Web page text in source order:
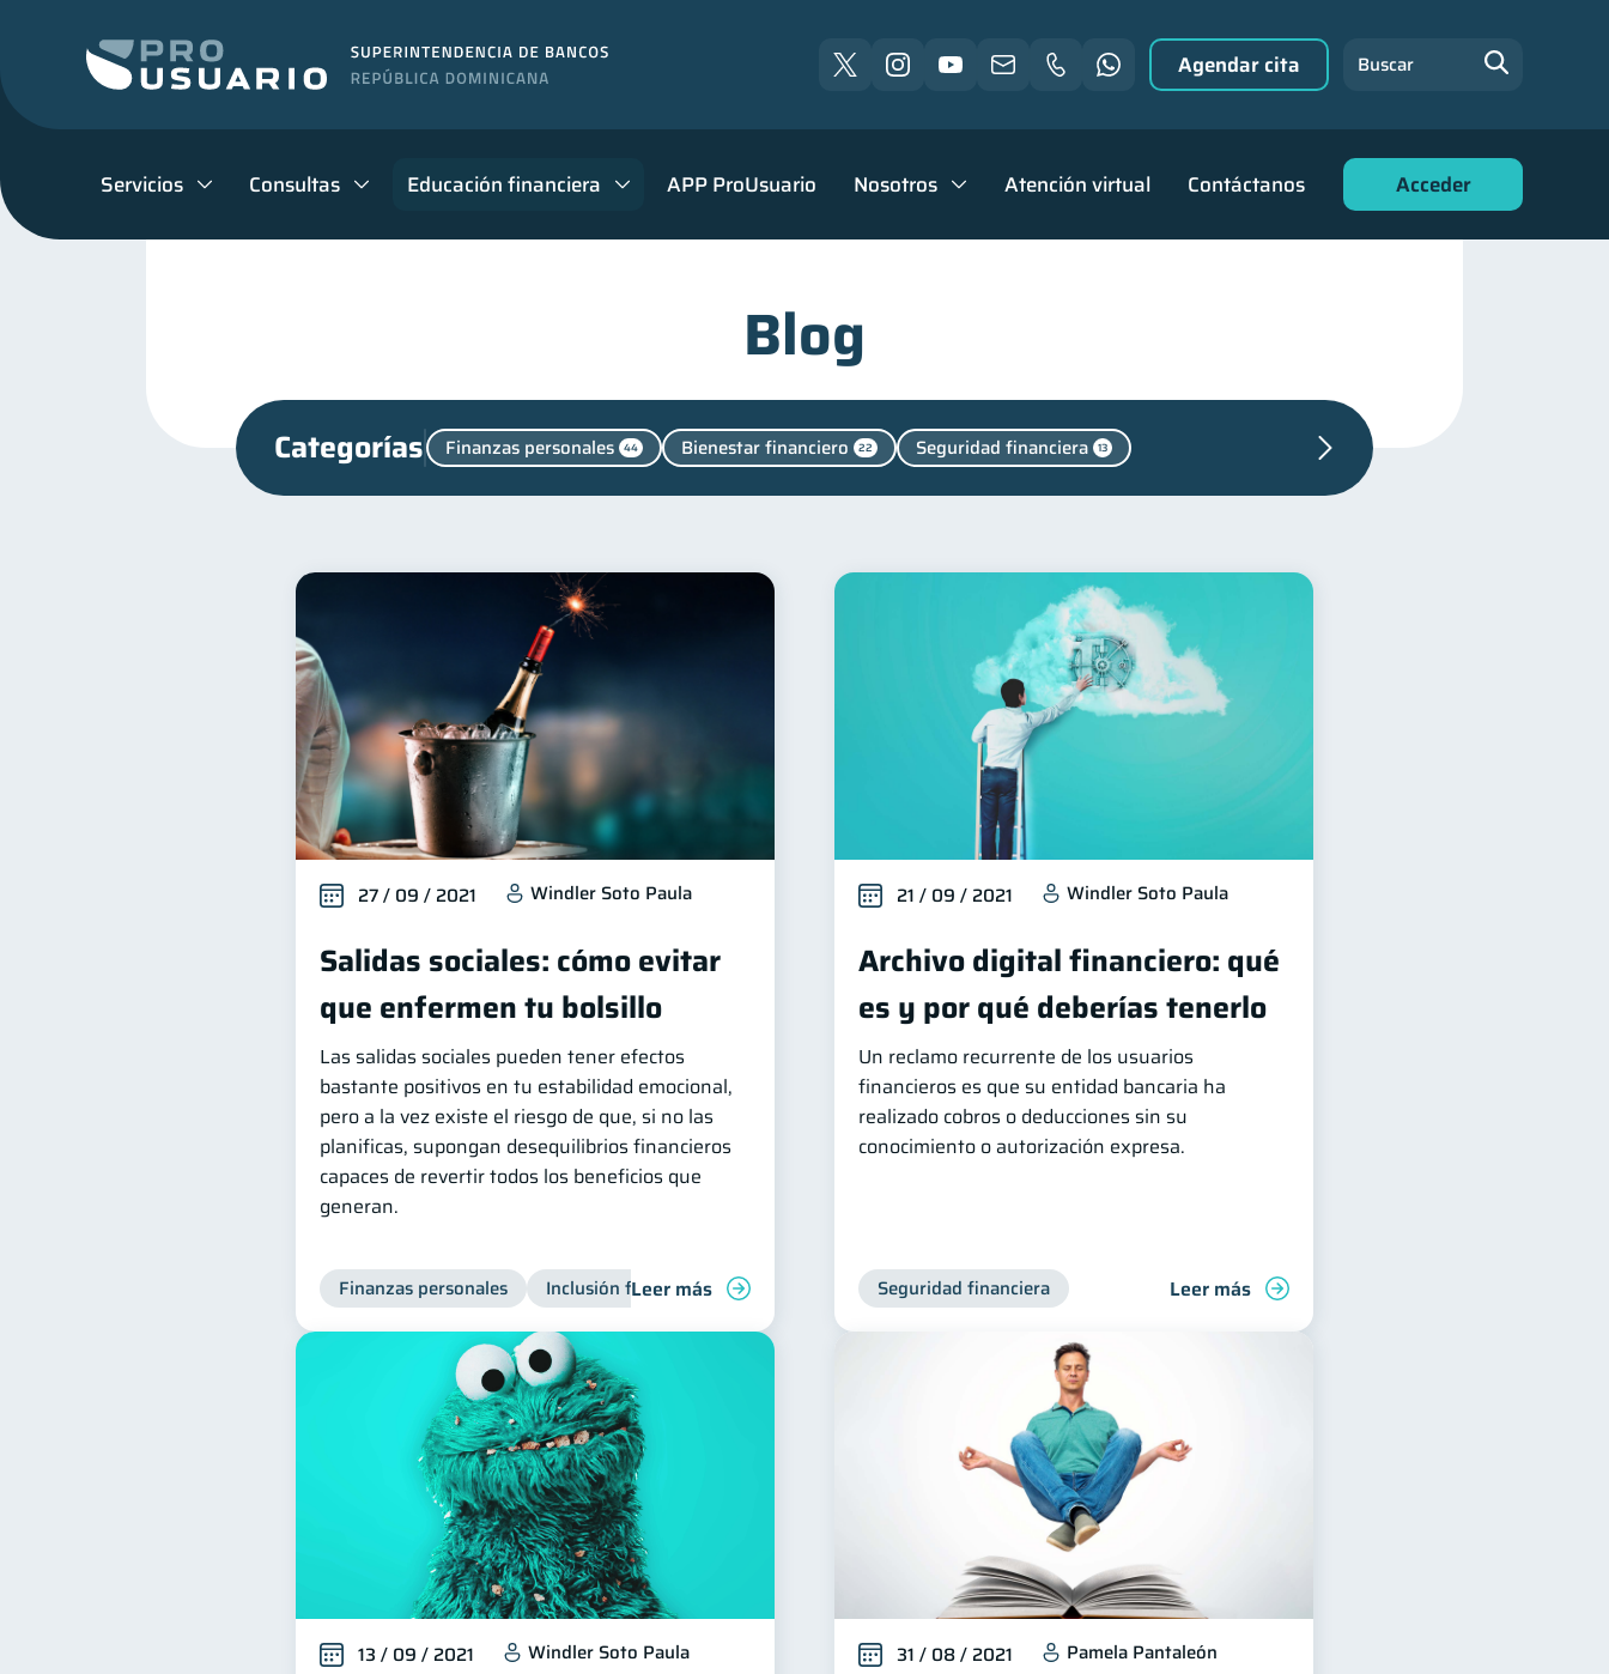
Servicios Consultas Educación financiera APP ProUsuario Nosotros Atención virtual Contáctanos Acceder
Agendar cita Buscar
Blog
Categorías Finanzas personales 44 Bienestar financiero 22 Seguridad financiera 13
Organización Financiera Entidad financiera Préstamos
Ahorro Tarjeta de crédito Ciberseguridad 5 Servicios
Derechos & Deberes Vacaciones Cuenta Abandonada 2 Inversiones
Finanzas Personales Educación Financiera Información financiera 1 inversiones
Salud mental 1 ahorro Retiro Gasto responsable
27 / 09 / 2021 Windler Soto Paula
Salidas sociales: cómo evitar
que enfermen tu bolsillo
Las salidas sociales pueden tener efectos
bastante positivos en tu estabilidad emocional,
pero a la vez existe el riesgo de que, si no las
planificas, supongan desequilibrios financieros
capaces de revertir todos los beneficios que
generan.
Finanzas personales Inclusión financiera Finanzas para jóvenes Manejo de deudas Finanzas familiares
Leer más
21 / 09 / 2021 Windler Soto Paula
Archivo digital financiero: qué
es y por qué deberías tenerlo
Un reclamo recurrente de los usuarios
financieros es que su entidad bancaria ha
realizado cobros o deducciones sin su
conocimiento o autorización expresa.
Seguridad financiera Leer más
13 / 09 / 2021 Windler Soto Paula 31 / 08 / 2021 Pamela Pantaleón